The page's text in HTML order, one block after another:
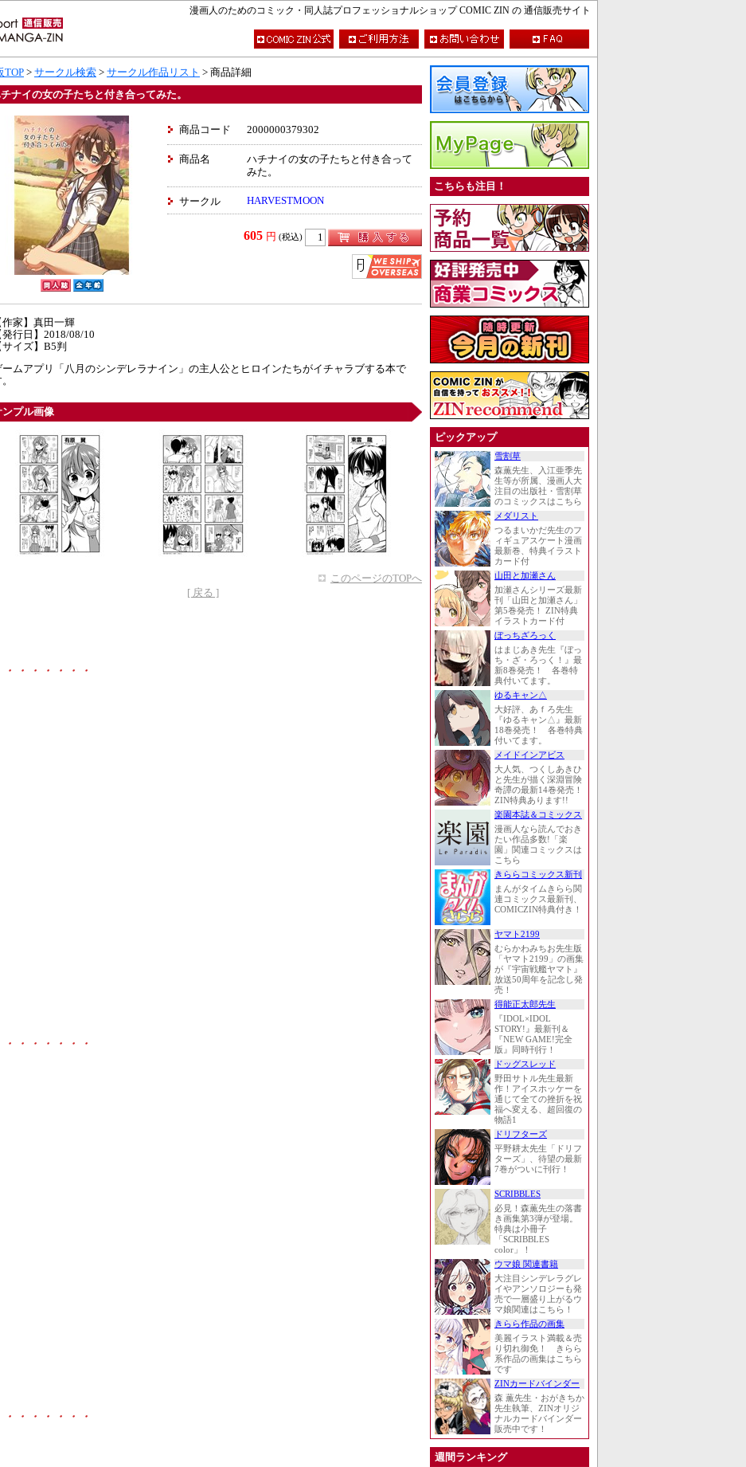
漫画人のためのコミック・同人誌プロフェッショナルショップ COMIC ZIN の 通信販売サイト
・・・・・・
・・・・・・
・・・・・・
TOP > サークル検索 > サークル作品リスト > 商品詳細
ナイの女の子たちと付き合ってみた。
商品コード 2000000379302
商品名
ハチナイの女の子たちと付き合って
みた。
サークル HARVESTMOON
605 円 (税込)
作家】真田一輝
発行日】2018/08/10
サイズ】B5判
ームアプリ「八月のシンデレラナイン」の主人公とヒロインたちがイチャラブする本で
ンプル画像
このページのTOPへ
[ 戻る ]
こちらも注目！
ピックアップ
雪割草
森薫先生、入江亜季先
生等が所属、漫画人大
注目の出版社・雪割草
のコミックスはこちら
メダリスト
つるまいかだ先生のフ
ィギュアスケート漫画
最新巻、特典イラスト
カード付
山田と加瀬さん
加瀬さんシリーズ最新
刊「山田と加瀬さん」
第5巻発売！ ZIN特典
イラストカード付
ぼっちざろっく
はまじあき先生『ぼっ
ち・ざ・ろっく！』最
新8巻発売！ 各巻特
典付いてます。
ゆるキャン△
大好評、あｆろ先生
『ゆるキャン△』最新
18巻発売！ 各巻特典
付いてます。
メイドインアビス
大人気、つくしあきひ
と先生が描く深淵冒険
奇譚の最新14巻発売！
ZIN特典あります!!
楽園本誌＆コミックス
漫画人なら読んでおき
たい作品多数!「楽
園」関連コミックスは
こちら
きららコミックス新刊
まんがタイムきらら関
連コミックス最新刊、
COMICZIN特典付き！
ヤマト2199
むらかわみちお先生版
「ヤマト2199」の画集
が『宇宙戦艦ヤマト』
放送50周年を記念し発
売！
得能正太郎先生
『IDOL×IDOL
STORY!』最新刊＆
『NEW GAME!完全
版』同時刊行！
ドッグスレッド
野田サトル先生最新
作！アイスホッケーを
通じて全ての挫折を祝
福へ変える、超回復の
物語1
ドリフターズ
平野耕太先生「ドリフ
ターズ」、待望の最新
7巻がついに刊行！
SCRIBBLES
必見！森薫先生の落書
き画集第3弾が登場。
特典は小冊子
「SCRIBBLES
color」！
ウマ娘 関連書籍
大注目シンデレラグレ
イやアンソロジーも発
売で一層盛り上がるウ
マ娘関連はこちら！
きらら作品の画集
美麗イラスト満載＆売
り切れ御免！ きらら
系作品の画集はこちら
です
ZINカードバインダー
森 薫先生・おがきちか
先生執筆、ZINオリジ
ナルカードバインダー
販売中です！
週間ランキング